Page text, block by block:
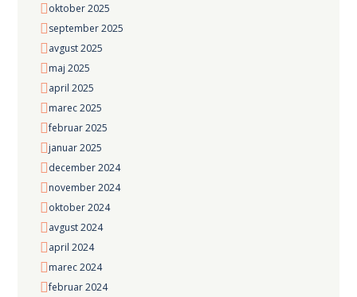
oktober2025
september2025
avgust2025
maj 2025
april 2025
marec2025
februar2025
januar2025
december2024
november2024
oktober2024
avgust2024
april 2024
marec2024
februar2024